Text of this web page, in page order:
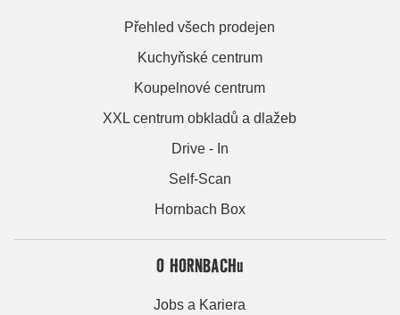
Přehled všech prodejen
Kuchyňské centrum
Koupelnové centrum
XXL centrum obkladů a dlažeb
Drive - In
Self-Scan
Hornbach Box
O HORNBACHu
Jobs a Kariera